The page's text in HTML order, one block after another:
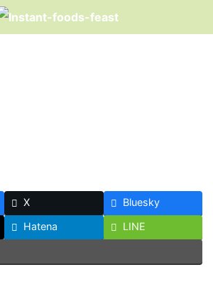
X
Bluesky
Hatena
LINE